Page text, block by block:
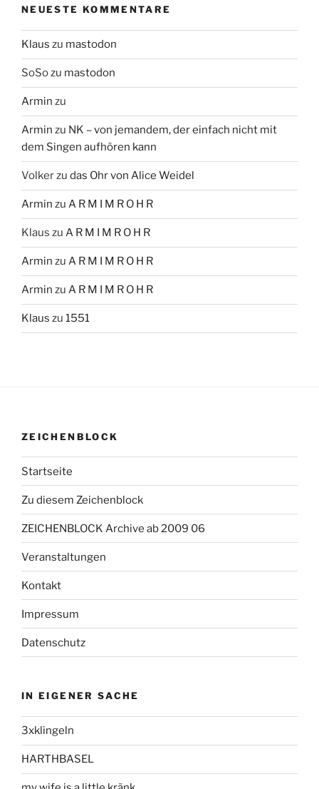
NEUESTE KOMMENTARE
Klaus zu mastodon
SoSozu mastodon
Armin zu
Armin zu NK – von jemandem, der einfach nicht mit
dem Singen aufhören kann
Volkerzu das Ohr von Alice Weidel
Armin zu A R M I M R O H R
Klaus zu A R M I M R O H R
Armin zu A R M I M R O H R
Armin zu A R M I M R O H R
Klaus zu 1551
ZEICHENBLOCK
Startseite
Zu diesem Zeichenblock
ZEICHENBLOCK Archive ab 2009 06
Veranstaltungen
Kontakt
Impressum
Datenschutz
IN EIGENER SACHE
3xklingeln
HARTHBASEL